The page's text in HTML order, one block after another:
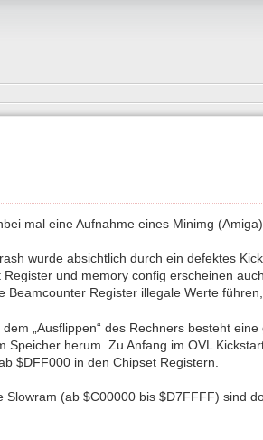
mal eine Aufnahme eines Minimg (Amiga)
wurde absichtlich durch ein defektes
Register und memory config erscheinen
Beamcounter Register illegale Werte
„Ausflippen“ des Rechners besteht
Speicher herum. Zu Anfang im OVL
$DFF000 in den Chipset Registern.
Slowram (ab $C00000 bis $D7FFFF) sind